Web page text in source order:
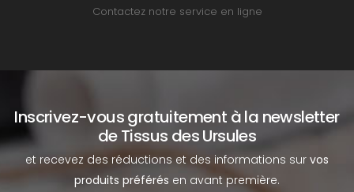
Contactez notre service en ligne
Inscrivez-vous gratuitement à la newsletter
de Tissus des Ursules
et recevez des réductions et des informations sur vos
produits préférés en avant première.